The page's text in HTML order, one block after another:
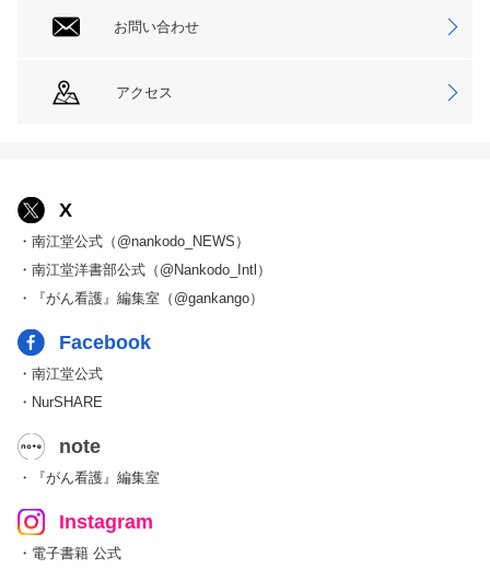
お問い合わせ
アクセス
X
・南江堂公式（@nankodo_NEWS）
・南江堂洋書部公式（@Nankodo_Intl）
・『がん看護』編集室（@gankango）
Facebook
・南江堂公式
・NurSHARE
note
・『がん看護』編集室
Instagram
・電子書籍 公式